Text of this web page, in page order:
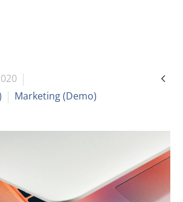

Marketing (Demo)